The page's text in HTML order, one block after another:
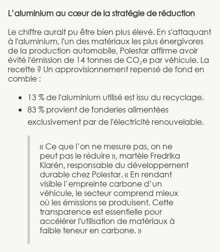
L’aluminium au cœur de la stratégie de réduction
Le chiffre aurait pu être bien plus élevé. En s'attaquant
à l'aluminium, l'un des matériaux les plus énergivores
de la production automobile, Polestar affirme avoir
évité l'émission de 14 tonnes de CO₂e par véhicule. La
recette ? Un approvisionnement repensé de fond en
comble :
13 % de l'aluminium utilisé est issu du recyclage.
83 % provient de fonderies alimentées
exclusivement par de l'électricité renouvelable.
« Ce que l’on ne mesure pas, on ne
peut pas le réduire », martèle Fredrika
Klarén, responsable du développement
durable chez Polestar. « En rendant
visible l’empreinte carbone d’un
véhicule, le secteur comprend mieux
où les émissions se produisent. Cette
transparence est essentielle pour
accélérer l'utilisation de matériaux à
faible teneur en carbone. »